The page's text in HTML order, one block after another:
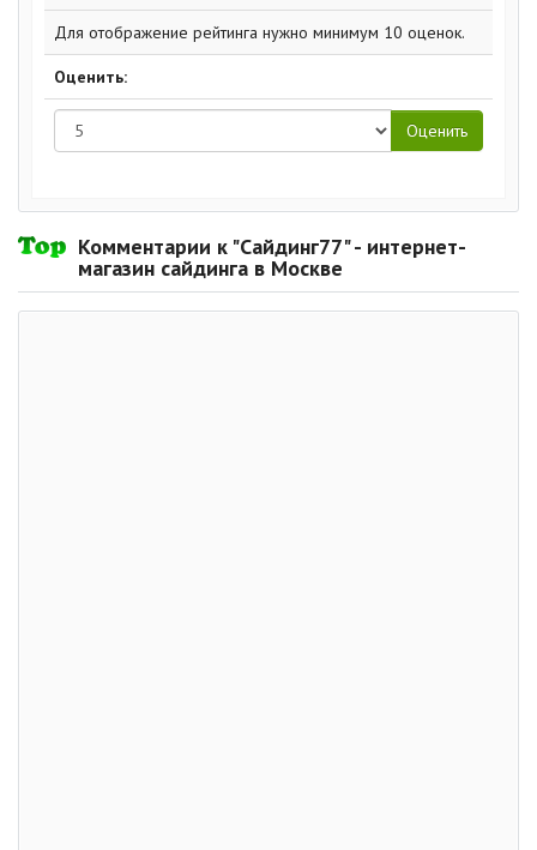
Для отображение рейтинга нужно минимум 10 оценок.
Оценить:
Комментарии к "Сайдинг77" - интернет-
магазин сайдинга в Москве